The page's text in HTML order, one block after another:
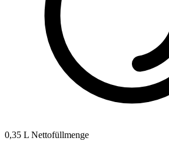
0,35 L Nettofüllmenge